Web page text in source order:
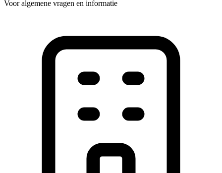
Voor algemene vragen en informatie